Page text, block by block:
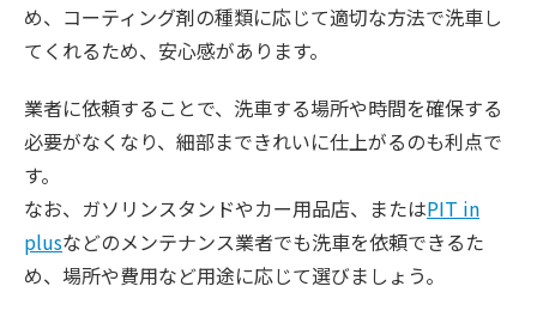
め、コーティング剤の種類に応じて適切な方法で洗車し
てくれるため、安心感があります。
業者に依頼することで、洗車する場所や時間を確保する
必要がなくなり、細部まできれいに仕上がるのも利点で
す。
なお、ガソリンスタンドやカー用品店、またはPIT in
plusなどのメンテナンス業者でも洗車を依頼できるた
め、場所や費用など用途に応じて選びましょう。